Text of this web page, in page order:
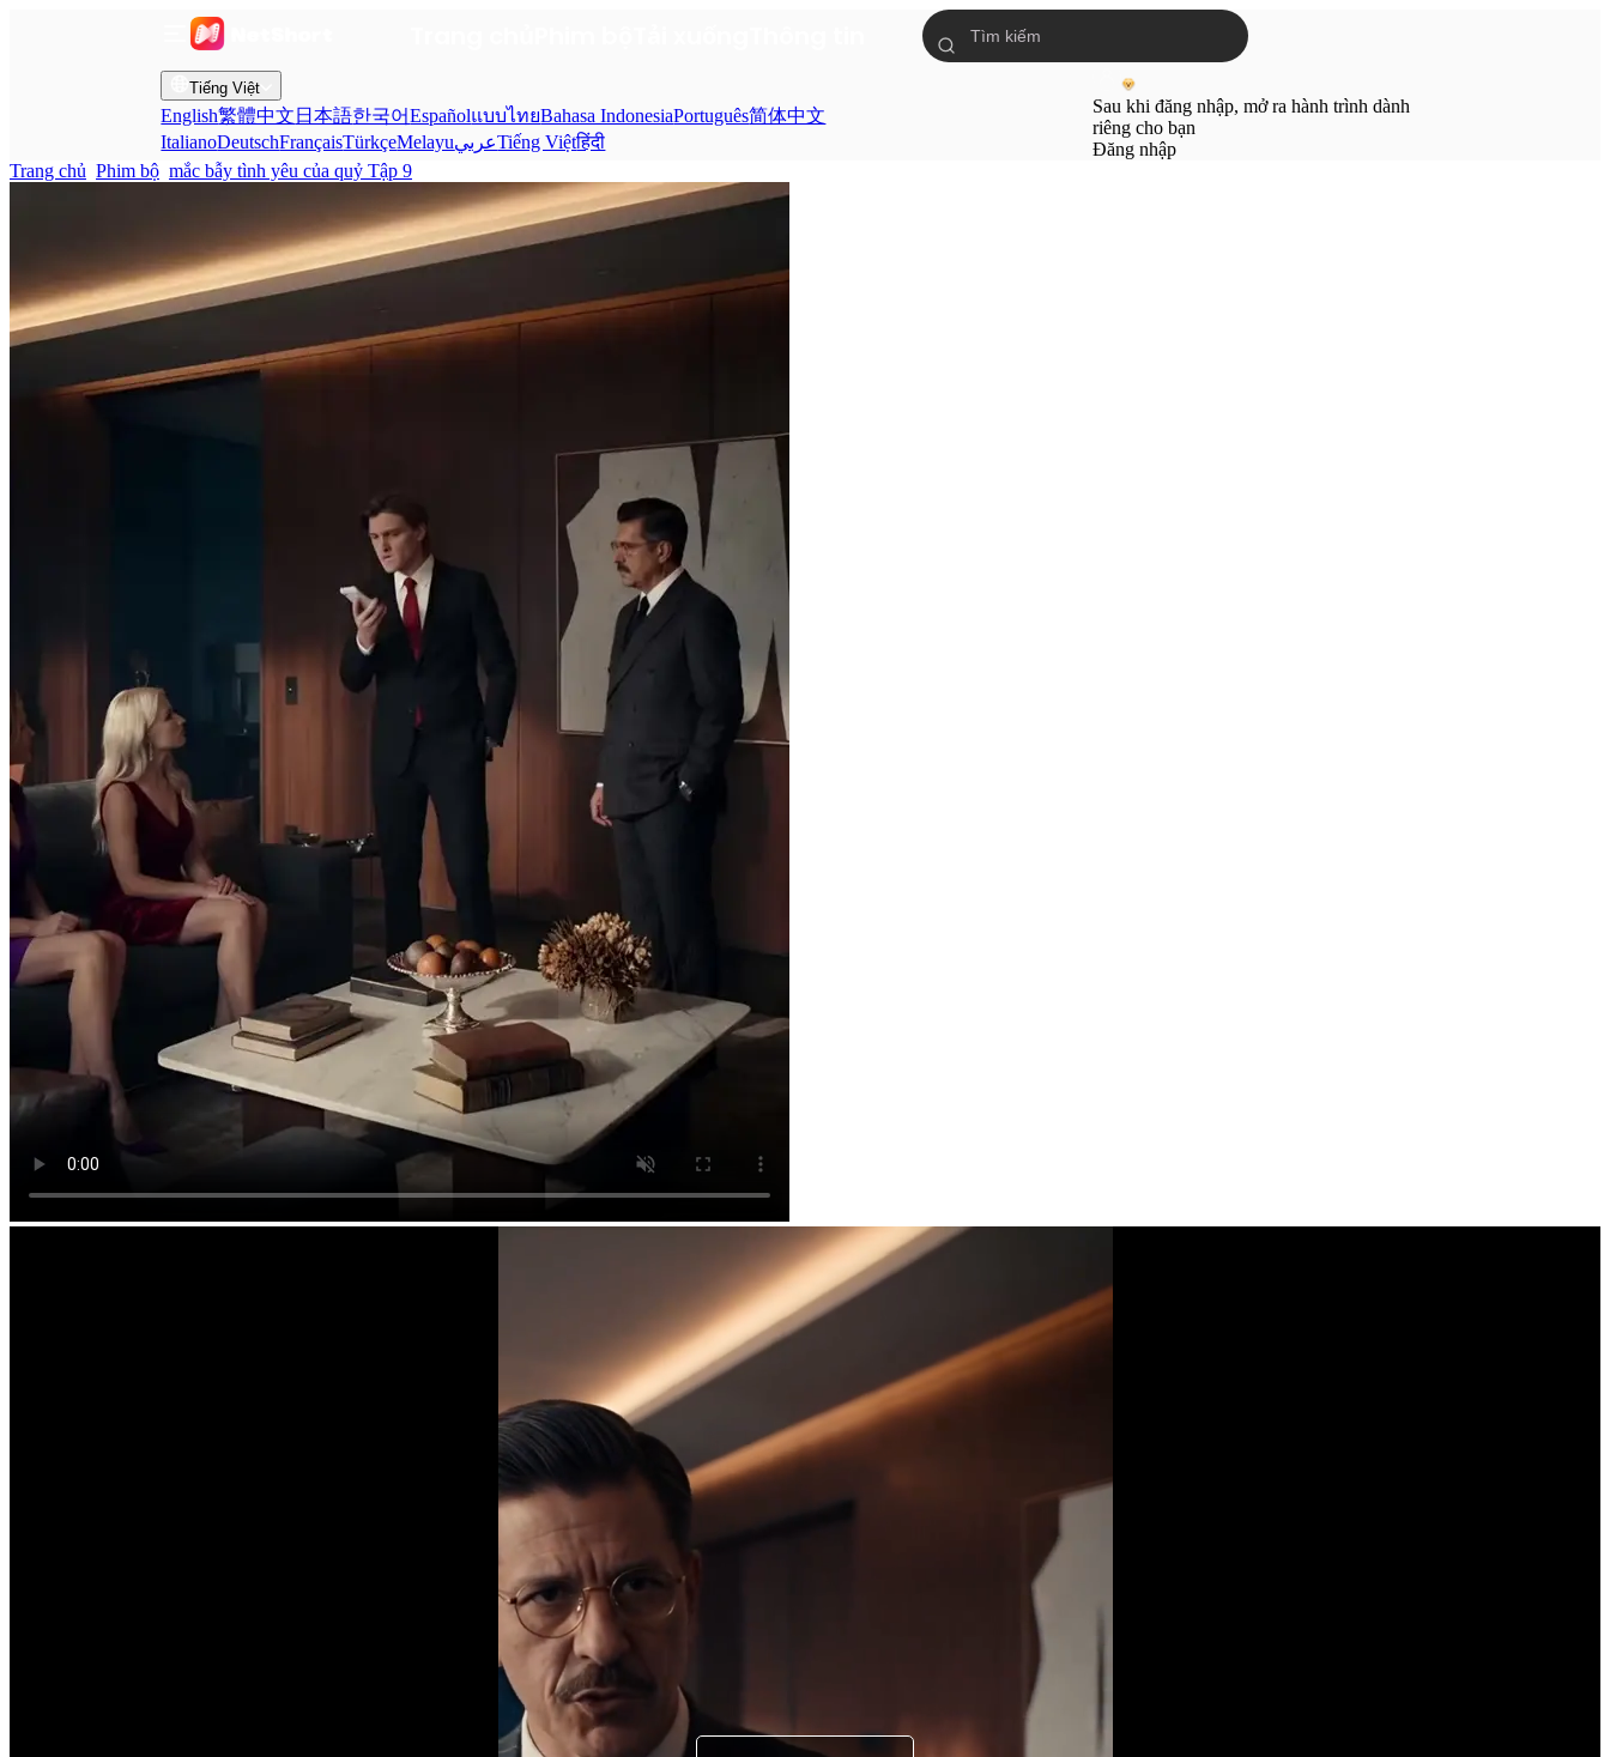
Tiếng Việt
English繁體中文 日本語한국어EspañolแบบไทยBahasa IndonesiaPortuguês简体中文
ItalianoDeutschFrançaisTürkçeMelayuعربيTiếng Việtहिंदी
Sau khi đăng nhập, mở ra hành trình dành
riêng cho bạn
Đăng nhập
Trang chủ Phim bộ mắc bẫy tình yêu của quỷ Tập 9